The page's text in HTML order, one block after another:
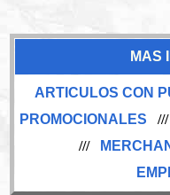
MAS
ARTICULOS CON
PROMOCIONALES
///